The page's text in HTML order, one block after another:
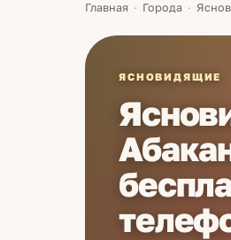
Главная · Города ·
ЯСНОВИДЯЩИЕ